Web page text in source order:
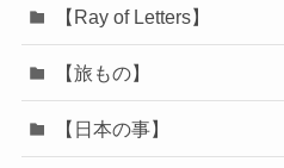
【Ray of Letters】
【旅もの】
【日本の事】